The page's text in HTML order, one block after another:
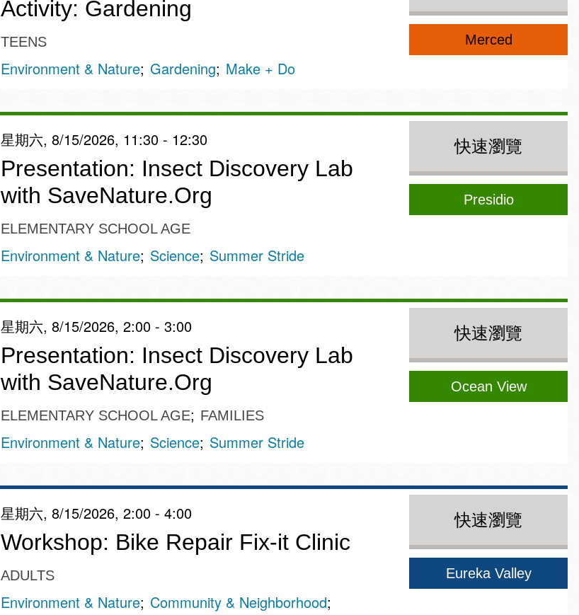
Activity: Gardening
TEENS
Environment & Nature Gardening Make + Do
Merced
星期六, 8/15/2026, 11:30 - 12:30
Presentation: Insect Discovery Lab
with SaveNature.Org
ELEMENTARY SCHOOL AGE
Environment & Nature Science Summer Stride
快速瀏覽
Presidio
星期六, 8/15/2026, 2:00 - 3:00
Presentation: Insect Discovery Lab
with SaveNature.Org
ELEMENTARY SCHOOL AGE FAMILIES
Environment & Nature Science Summer Stride
快速瀏覽
Ocean View
星期六, 8/15/2026, 2:00 - 4:00
Workshop: Bike Repair Fix-it Clinic
ADULTS
Environment & Nature Community & Neighborhood
快速瀏覽
Eureka Valley